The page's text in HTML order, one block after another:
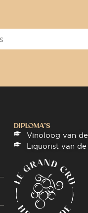
DIPLOMA"S
Vinoloog van
Liquorist van